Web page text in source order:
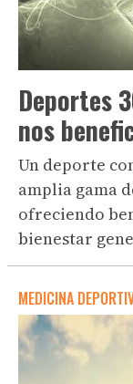
Deportes
nos
Un deporte
amplia gama
ofreciendo
bienestar
MEDICINA